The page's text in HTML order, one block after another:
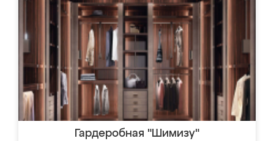
Гардеробная "Шимизу"